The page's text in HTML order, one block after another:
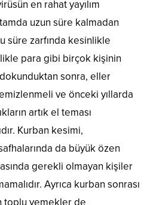
en rahat yayılım
uzun süre kalmadan
süre zarfında kesinlikle
para gibi birçok kişinin
sonra, eller
ve önceki yıllarda
artık el teması
Kurban kesimi,
da büyük özen
gerekli olmayan kişiler
Ayrıca kurban sonrası
toplu yemekler de